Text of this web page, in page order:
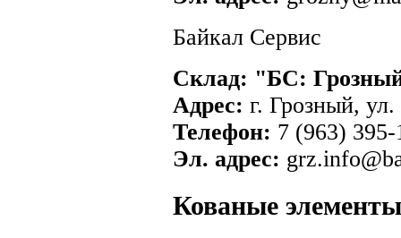
Байкал Сервис
Склад: "БС:
Адрес: г. Грозный,
Телефон: 7 (963) 395-
Эл. адрес:
Кованые